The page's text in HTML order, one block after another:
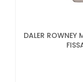
DALER ROWNEY